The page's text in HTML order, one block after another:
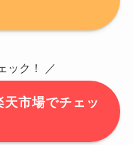
ック！ ／
市場でチェッ